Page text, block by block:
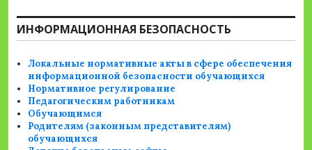
ИНФОРМАЦИОННАЯ БЕЗОПАСНОСТЬ
Локальные нормативные акты в сфере обеспечения
информационной безопасности обучающихся
Нормативное регулирование
Педагогическим работникам
Обучающимся
Родителям (законным представителям)
обучающихся